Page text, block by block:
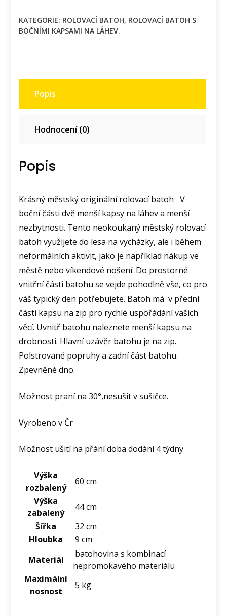
na
tyrkysovém
KATEGORIE: ROLOVACÍ BATOH, ROLOVACÍ BATOH S
BOČNÍMI KAPSAMI NA LÁHEV.
Popis
Hodnocení (0)
Popis
Krásný městský originální rolovací batoh V
boční části dvě menší kapsy na láhev a menší
nezbytnosti. Tento neokoukaný městský rolovací
batoh využijete do lesa na vycházky, ale i během
neformálních aktivit, jako je například nákup ve
městě nebo víkendové nošení. Do prostorné
vnitřní části batohu se vejde pohodlně vše, co pro
váš typický den potřebujete. Batoh má v přední
části kapsu na zip pro rychlé uspořádání vašich
věcí. Uvnitř batohu naleznete menší kapsu na
drobnosti. Hlavní uzávěr batohu je na zip.
Polstrované popruhy a zadní část batohu.
Zpevněné dno.
Možnost praní na 30°,nesušit v sušičce.
Vyrobeno v Čr
Možnost ušití na přání doba dodání 4 týdny
Výška
rozbalený
60 cm
Výška
zabalený
44 cm
Šířka
32 cm
Hloubka
9 cm
Materiál
batohovina s kombinací
nepromokavého materiálu
Maximální
nosnost
5 kg